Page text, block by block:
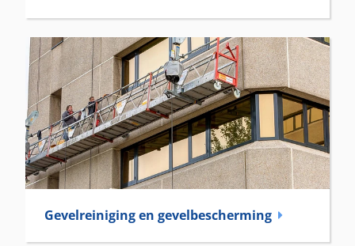
Gevelreiniging en gevel­bescherming